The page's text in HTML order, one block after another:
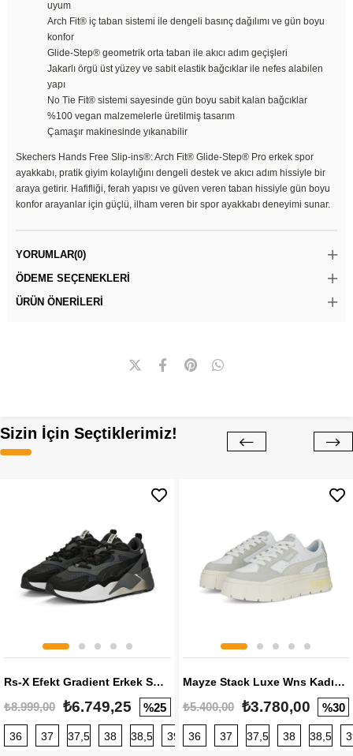
uyum
Arch Fit® iç taban sistemi ile dengeli basınç dağılımı ve gün boyu
konfor
Glide-Step® geometrik orta taban ile akıcı adım geçişleri
Jakarlı örgü üst yüzey ve sabit elastik bağcıklar ile nefes alabilen
yapı
No Tie Fit® sistemi sayesinde gün boyu sabit kalan bağcıklar
%100 vegan malzemelerle üretilmiş tasarım
Çamaşır makinesinde yıkanabilir
Skechers Hands Free Slip-ins®: Arch Fit® Glide-Step® Pro erkek spor
ayakkabı, pratik giyim kolaylığını dengeli destek ve akıcı adım hissiyle bir
araya getirir. Hafifliği, ferah yapısı ve güven veren taban hissiyle gün boyu
konfor arayanlar için güçlü, ilham veren bir spor ayakkabı deneyimi sunar.
YORUMLAR(0)
ÖDEME SEÇENEKLERI
ÜRÜN ÖNERILERI
Sizin İçin Seçtiklerimiz!
Rs-X Efekt Gradient Erkek Sneaker
₺8.999,00 ₺6.749,25 %25
36 37 37,5 38 38,5 39 40 40,5 41 42 42,5
Mayze Stack Luxe Wns Kadın Sneaker
₺5.400,00 ₺3.780,00 %30
36 37 37,5 38 38,5